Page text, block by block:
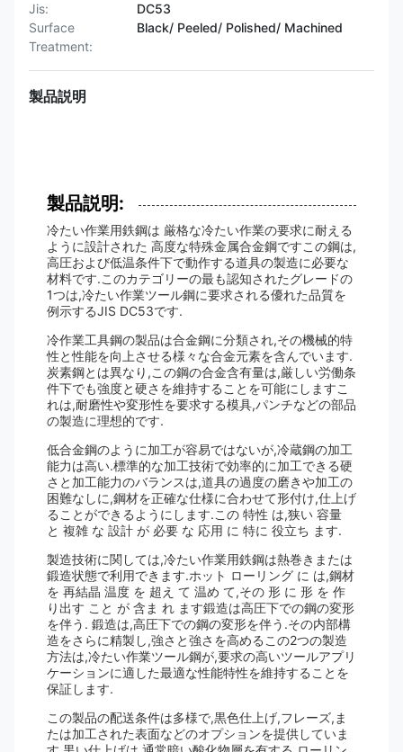
Jis:
DC53
Surface
Treatment:
Black/ Peeled/ Polished/ Machined
製品説明
製品説明:
冷たい作業用鉄鋼は 厳格な冷たい作業の要求に耐える
ように設計された 高度な特殊金属合金鋼ですこの鋼は,
高圧および低温条件下で動作する道具の製造に必要な
材料です.このカテゴリーの最も認知されたグレードの
1つは,冷たい作業ツール鋼に要求される優れた品質を
例示するJIS DC53です.
冷作業工具鋼の製品は合金鋼に分類され,その機械的特
性と性能を向上させる様々な合金元素を含んでいます.
炭素鋼とは異なり,この鋼の合金含有量は,厳しい労働条
件下でも強度と硬さを維持することを可能にしますこ
れは,耐磨性や変形性を要求する模具,パンチなどの部品
の製造に理想的です.
低合金鋼のように加工が容易ではないが,冷蔵鋼の加工
能力は高い.標準的な加工技術で効率的に加工できる硬
さと加工能力のバランスは,道具の過度の磨きや加工の
困難なしに,鋼材を正確な仕様に合わせて形付け,仕上げ
ることができるようにします.この 特性 は,狭い 容量
と 複雑 な 設計 が 必要 な 応用 に 特に 役立ち ます.
製造技術に関しては,冷たい作業用鉄鋼は熱巻きまたは
鍛造状態で利用できます.ホット ローリング に は,鋼材
を 再結晶 温度 を 超え て 温め て,その 形 に 形 を 作
り出す こと が 含ま れ ます鍛造は高圧下での鋼の変形
を伴う. 鍛造は,高圧下での鋼の変形を伴う.その内部構
造をさらに精製し,強さと強さを高めるこの2つの製造
方法は,冷たい作業ツール鋼が,要求の高いツールアプリ
ケーションに適した最適な性能特性を維持することを
保証します.
この製品の配送条件は多様で,黒色仕上げ,フレーズ,ま
たは加工された表面などのオプションを提供していま